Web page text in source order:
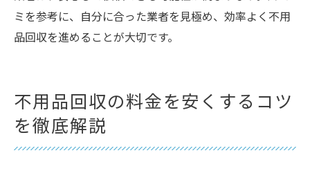
ランキング情報で効率的な業者探しをする
方法
不用品回収利用者の口コミを活かすポイン
ト
評判の良い不用品回収業者の選び方を解説
ミを参考に、自分に合った業者を見極め、効率よく不用
品回収を進めることが大切です。
不用品回収の料金を安くするコツ
を徹底解説